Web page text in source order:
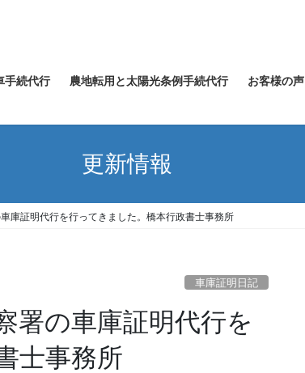
手続代行 農地転用と太陽光条例手続代行 お客様の声
更新情報
庫証明代行を行ってきました。橋本行政書士事務所
車庫証明日記
署の車庫証明代行を
士事務所